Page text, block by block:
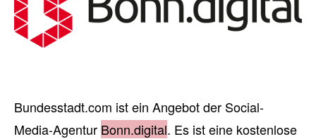
Bundesstadt.com ist ein Angebot der Social-
Media-Agentur Bonn.digital. Es ist eine kostenlose